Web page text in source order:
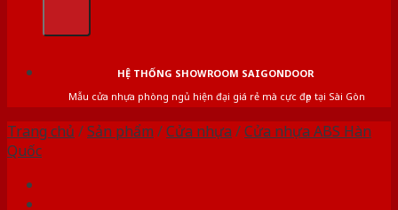
HỆ THỐNG SHOWROOM SAIGONDOOR
Mẫu cửa nhựa phòng ngủ hiện đại giá rẻ mà cực đẹp tại Sài Gòn
Trang chủ /Sản phẩm /Cửa nhựa /Cửa nhựa ABS Hàn
Quốc